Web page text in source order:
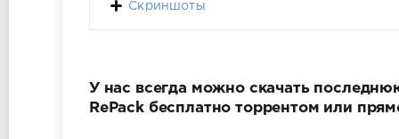
Скриншоты
У нас всегда можно скачать
RePack бесплатно торрентом или